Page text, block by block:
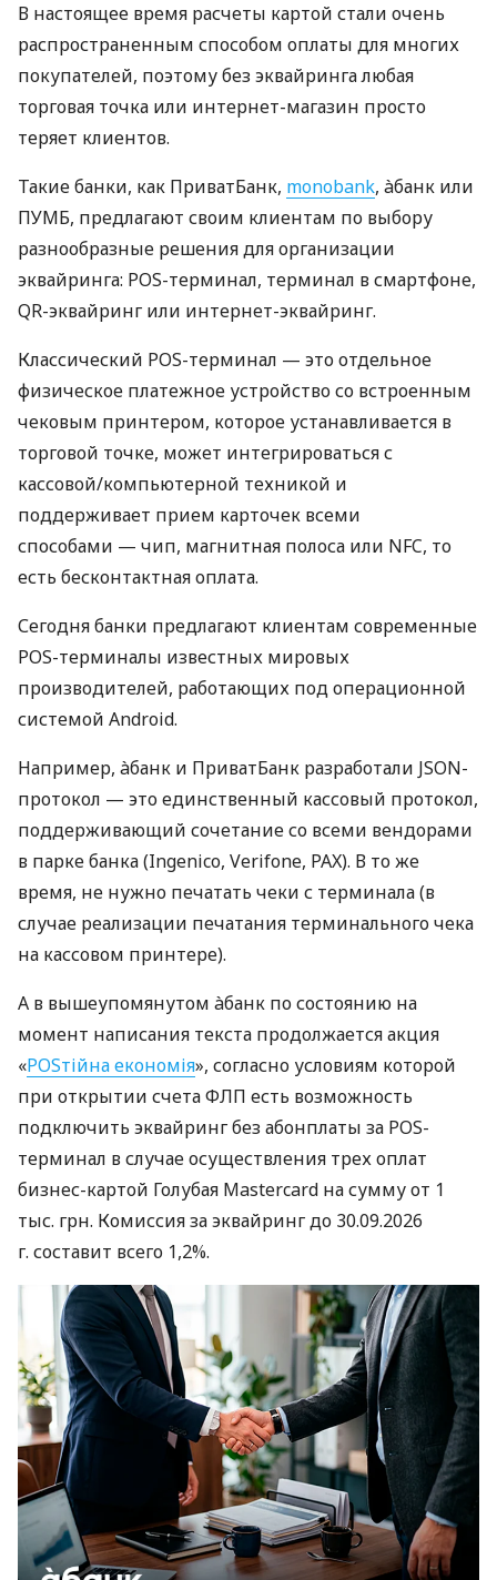
В настоящее время расчеты картой стали очень
распространенным способом оплаты для многих
покупателей, поэтому без эквайринга любая
торговая точка или интернет-магазин просто
теряет клиентов.
Такие банки, как ПриватБанк, monobank, àбанк или
ПУМБ, предлагают своим клиентам по выбору
разнообразные решения для организации
эквайринга: POS-терминал, терминал в смартфоне,
QR-эквайринг или интернет-эквайринг.
Классический POS-терминал — это отдельное
физическое платежное устройство со встроенным
чековым принтером, которое устанавливается в
торговой точке, может интегрироваться с
кассовой/компьютерной техникой и
поддерживает прием карточек всеми
способами — чип, магнитная полоса или NFC, то
есть бесконтактная оплата.
Сегодня банки предлагают клиентам современные
POS-терминалы известных мировых
производителей, работающих под операционной
системой Android.
Например, àбанк и ПриватБанк разработали JSON-
протокол — это единственный кассовый протокол,
поддерживающий сочетание со всеми вендорами
в парке банка (Ingenico, Verifone, PAX). В то же
время, не нужно печатать чеки с терминала (в
случае реализации печатания терминального чека
на кассовом принтере).
А в вышеупомянутом àбанк по состоянию на
момент написания текста продолжается акция
«POSтійна економія», согласно условиям которой
при открытии счета ФЛП есть возможность
подключить эквайринг без абонплаты за POS-
терминал в случае осуществления трех оплат
бизнес-картой Голубая Mastercard на сумму от 1
тыс. грн. Комиссия за эквайринг до 30.09.2026
г. составит всего 1,2%.